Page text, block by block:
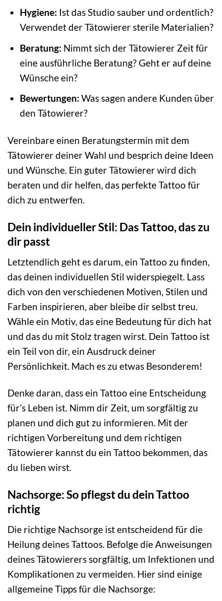
Hygiene: Ist das Studio sauber und ordentlich?
Verwendet der Tätowierer sterile Materialien?
Beratung: Nimmt sich der Tätowierer Zeit für
eine ausführliche Beratung? Geht er auf deine
Wünsche ein?
Bewertungen: Was sagen andere Kunden über
den Tätowierer?
Vereinbare einen Beratungstermin mit dem
Tätowierer deiner Wahl und besprich deine Ideen
und Wünsche. Ein guter Tätowierer wird dich
beraten und dir helfen, das perfekte Tattoo für
dich zu entwerfen.
Dein individueller Stil: Das Tattoo, das zu
dir passt
Letztendlich geht es darum, ein Tattoo zu finden,
das deinen individuellen Stil widerspiegelt. Lass
dich von den verschiedenen Motiven, Stilen und
Farben inspirieren, aber bleibe dir selbst treu.
Wähle ein Motiv, das eine Bedeutung für dich hat
und das du mit Stolz tragen wirst. Dein Tattoo ist
ein Teil von dir, ein Ausdruck deiner
Persönlichkeit. Mach es zu etwas Besonderem!
Denke daran, dass ein Tattoo eine Entscheidung
für’s Leben ist. Nimm dir Zeit, um sorgfältig zu
planen und dich gut zu informieren. Mit der
richtigen Vorbereitung und dem richtigen
Tätowierer kannst du ein Tattoo bekommen, das
du lieben wirst.
Nachsorge: So pflegst du dein Tattoo
richtig
Die richtige Nachsorge ist entscheidend für die
Heilung deines Tattoos. Befolge die Anweisungen
deines Tätowierers sorgfältig, um Infektionen und
Komplikationen zu vermeiden. Hier sind einige
allgemeine Tipps für die Nachsorge: